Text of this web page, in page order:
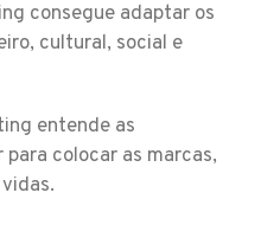
consegue adaptar os
cultural, social e
entende as
colocar as marcas,